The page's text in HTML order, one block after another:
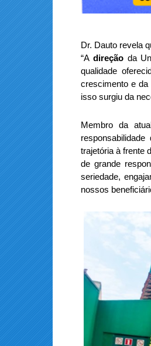
Dr. Dauto revela
“A direção da
qualidade
crescimento e da
isso surgiu da
Membro da
trajetória à frente
de grande
seriedade,
nossos